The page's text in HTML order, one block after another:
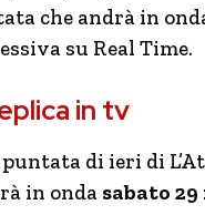
che andrà in
su Real Time.
in tv
di ieri di
in onda sabato